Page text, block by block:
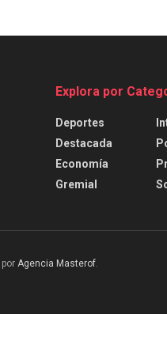
Explora por
Deportes
Destacada
Economía
Gremial
Agencia Masterof